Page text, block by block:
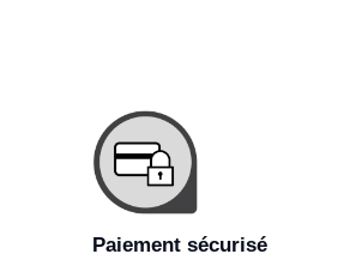
Paiement sécurisé